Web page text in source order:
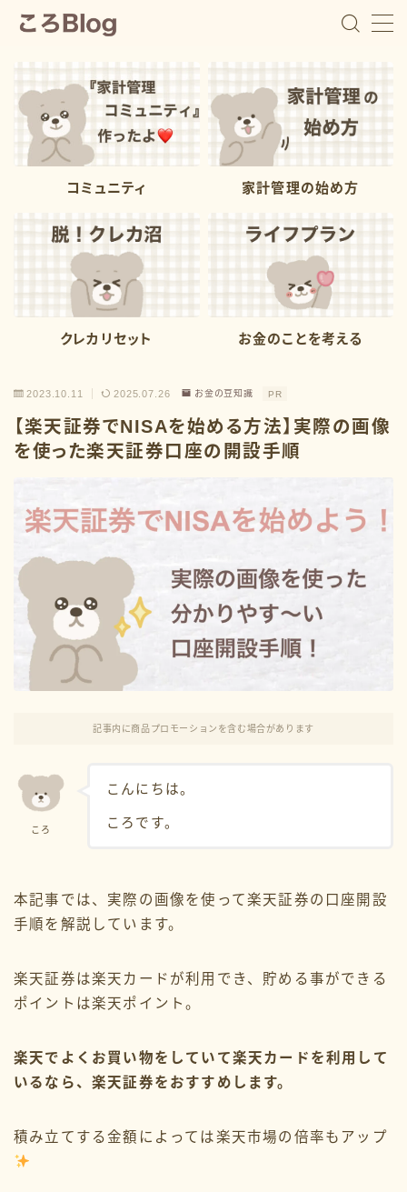
ころ
教育費の貯め時を逃した5児ママ
す。 １番上の子が中学２年生の時に、子供たちの進学
費用が足りないことに焦りを感じて家計管理を始めまし
た。 私自身が浪費家でお金遣いが荒いので、浪費家さ
んでも出来る家計管理や教育費の用意の仕方を発信して
います。 家計管理は続けることが１番大事。 浪費家で
も挫折しない家計管理で、一緒に進学費用の準備をして
いきましょう
Contact
Categor
家計管理
お金の悩み
お金の豆知識
2026年2月
2024年9月
コミュニティ 家計管理の始め方
クレカリセット お金のことを考える
2023.10.11 2025.07.26 お金の豆知識 PR
【楽天証券でNISAを始める方法】実際の画像
を使った楽天証券口座の開設手順
記事内に商品プロモーションを含む場合があります
ころ
こんにちは。
ころです。
本記事では、実際の画像を使って楽天証券の口座開設
手順を解説しています。
楽天証券は楽天カードが利用でき、貯める事ができる
ポイントは楽天ポイント。
楽天でよくお買い物をしていて楽天カードを利用して
いるなら、楽天証券をおすすめします。
積み立てする金額によっては楽天市場の倍率もアップ